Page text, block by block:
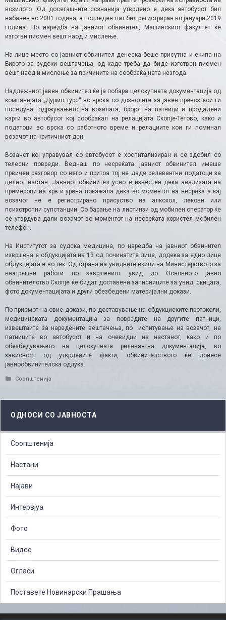
возилото. Од досегашните сознанија утврдено е дека автобусот бил
набавен во 2001 година, а последен пат бил регистриран во јануари 2019
година. По наредба на јавниот обвинител, Машинскиот факултет ќе
изготви писмен вешт наод и мислење.
На лице место со јавниот обвинител денеска беше присутна и екипа на
Бирото за судски вештачења, од каде треба да биде изготвен писмен
вешт наод и мислење за причините на сообраќајната незгода.
Надлежниот јавен обвинител ќе ја побара целокупната документација од
компанијата „Дурмо турс“ во врска со дозволите за јавен превоз кои ги
поседува, одржувањето на возилата, бројот на патници и продадени
карти во автобусот кој сообраќал на релацијата Скопје-Тетово, како и
податоци во врска со работното време и релациите кои ги поминал
возачот на критичниот ден.
Возачот кој управувал со автобусот е хоспитализиран и се здобил со
телесни повреди. Веднаш по несреќата јавниот обвинител имаше
првичен разговор со него и притоа тој не даде релевантни податоци за
целиот настан. Јавниот обвинител усно е известен дека анализата на
примероци на крв и урина покажала дека во моментот на несреќата кај
возачот не е регистрирано присуство на алкохол, лекови или
психотропни супстанции. Со барање на листинзи од мобилен оператор ќе
се утврдува дали возачот во моментот на несреќата користел мобилен
телефон.
На Институтот за судска медицина, по наредба на јавниот обвинител
извршена е обдукцијата на 13 од починатите лица, додека за едно лице
обдукцијата е во тек. Од страна на увидните екипи на Министерството за
внатрешни работи по завршениот увид до Основното јавно
обвинителство Скопје ќе бидат доставени записниците за увид, скицата,
фото документацијата и други обезбедени материјални докази.
По приемот на овие докази, по доставување на обдукциските протоколи,
медицинската документација за повредите на другите патници,
извештаите за наредените вештачења, по испитување на возачот, на
патниците во автобусот и на очевидци на настанот, како и по
обезбедувањето на целокупната релевантна документација, во
зависност од утврдените факти, обвинителството ќе донесе
јавнообвинителска одлука.
Categories
Соопштенија
ОДНОСИ СО ЈАВНОСТА
Соопштенија
Настани
Најави
Интервјуа
Фото
Видео
Огласи
Поставете Новинарски Прашања